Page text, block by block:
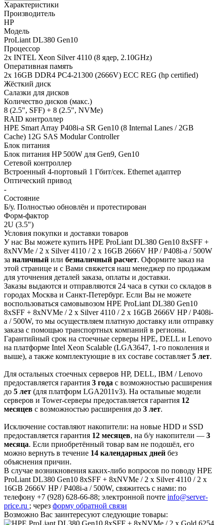
Характеристики
Производитель
HP
Модель
ProLiant DL380 Gen10
Процессор
2x INTEL Xeon Silver 4110 (8 ядер, 2.10GHz)
Оперативная память
2x 16GB DDR4 PC4-21300 (2666V) ECC REG (hp certified)
Жёсткий диск
Салазки для дисков
Количество дисков (макс.)
8 (2.5", SFF) + 8 (2.5", NVMe)
RAID контроллер
HPE Smart Array P408i-a SR Gen10 (8 Internal Lanes / 2GB
Cache) 12G SAS Modular Controller
Блок питания
Блок питания HP 500W для Gen9, Gen10
Сетевой контроллер
Встроенный 4-портовый 1 Гбит/сек. Ethernet адаптер
Оптический привод
-
Состояние
Б/у. Полностью обновлён и протестирован
Форм-фактор
2U (3.5")
Условия покупки и доставки товаров
У нас Вы можете купить HPE ProLiant DL380 Gen10 8xSFF +
8xNVMe / 2 x Silver 4110 / 2 x 16GB 2666V HP / P408i-a / 500W
за наличный или безналичный расчет. Оформите заказ на
этой странице и с Вами свяжется наш менеджер по продажам
для уточнения деталей заказа, оплаты и доставки.
Заказы выдаются и отправляются 24 часа в сутки со складов в
городах Москва и Санкт-Петербург. Если Вы не можете
воспользоваться самовывозом HPE ProLiant DL380 Gen10
8xSFF + 8xNVMe / 2 x Silver 4110 / 2 x 16GB 2666V HP / P408i-
a / 500W, то мы осуществляем платную доставку или отправку
заказа с помощью транспортных компаний в регионы.
Гарантийный срок на стоечные серверы HPE, DELL и Lenovo
на платформе Intel Xeon Scalable (LGA3647, 1-го поколения и
выше), а также комплектующие в их составе составляет 5 лет.
Для остальных стоечных серверов HP, DELL, IBM / Lenovo
предоставляется гарантия 3 года с возможностью расширения
до 5 лет (для платформ LGA2011v3). На остальные модели
серверов и Tower-серверы предоставляется гарантия 12
месяцев с возможностью расширения до 3 лет.
Исключение составляют накопители: на новые HDD и SSD
предоставляется гарантия 12 месяцев, на б/у накопители — 3
месяца. Если приобретённый товар вам не подошёл, его
можно вернуть в течение 14 календарных дней без
объяснения причин.
В случае возникновения каких-либо вопросов по поводу HPE
ProLiant DL380 Gen10 8xSFF + 8xNVMe / 2 x Silver 4110 / 2 x
16GB 2666V HP / P408i-a / 500W, свяжитесь с нами: по
телефону +7 (928) 628-66-88; электронной почте info@server-
price.ru ; через форму обратной связи
Возможно Вас заинтересуют следующие товары: